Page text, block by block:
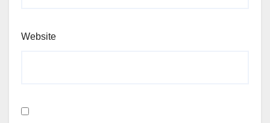
Website